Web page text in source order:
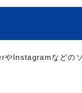
Instagramなどの